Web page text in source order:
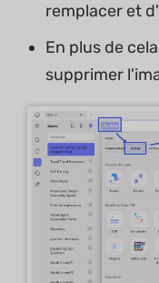
remplacer et
En plus de
supprimer